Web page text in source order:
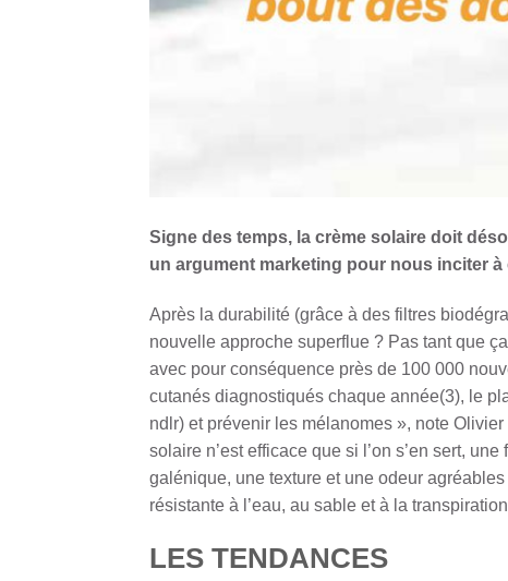
Signe des temps, la crème solaire doit
un argument marketing pour nous inciter
Après la durabilité (grâce à des filtres
nouvelle approche superflue ? Pas tant que
avec pour conséquence près de 100 000
cutanés diagnostiqués chaque année(3), le
ndlr) et prévenir les mélanomes », note
solaire n’est efficace que si l’on s’en sert, une
galénique, une texture et une odeur
résistante à l’eau, au sable et à la
LES TENDANCES